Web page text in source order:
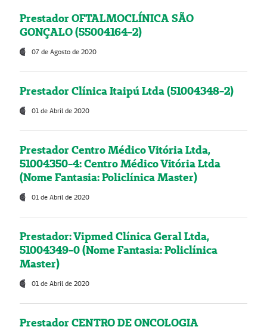
Prestador OFTALMOCLÍNICA SÃO
GONÇALO (55004164-2)
07 de Agosto de 2020
Prestador Clínica Itaipú Ltda (51004348-2)
01 de Abril de 2020
Prestador Centro Médico Vitória Ltda,
51004350-4: Centro Médico Vitória Ltda
(Nome Fantasia: Policlínica Master)
01 de Abril de 2020
Prestador: Vipmed Clínica Geral Ltda,
51004349-0 (Nome Fantasia: Policlínica
Master)
01 de Abril de 2020
Prestador CENTRO DE ONCOLOGIA